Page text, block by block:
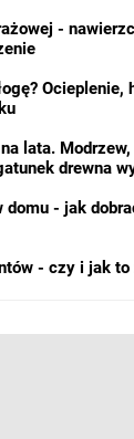
-
Ocieplenie,
lata.
drewna
domu - jak
- czy i jak to